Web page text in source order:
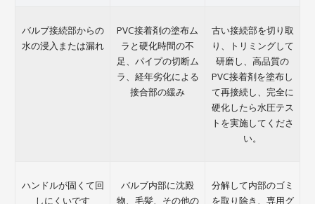
バルブ接続部からの
水の浸入または漏れ
PVC接着剤の塗布ム
ラと硬化時間の不
足、パイプの切断ム
ラ、経年劣化による
接合部の緩み
古い接続部を切り取
り、トリミングして
研磨し、高品質の
PVC接着剤を塗布し
て再接続し、完全に
硬化したら水圧テス
トを実施してくださ
い。
ハンドルが固くて回
しにくいです
バルブ内部に沈殿
物、毛髪、その他の
分解して内部のゴミ
を取り除き、専用グ